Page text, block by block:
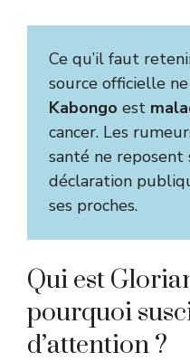
Ce qu’il faut
source officielle
Kabongo est
cancer. Les
santé ne
déclaration
ses proches.
Qui est
pourquoi
d’attention ?